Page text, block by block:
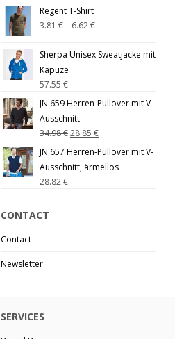
Regent T-Shirt
3.81 €– 6.62€
Sherpa Unisex Sweatjacke mit
Kapuze
57.55 €
JN 659 Herren-Pullover mit V-
Ausschnitt
34.98€28.85 €
JN 657 Herren-Pullover mit V-
Ausschnitt, ärmellos
28.82€
CONTACT
Contact
Newsletter
SERVICES